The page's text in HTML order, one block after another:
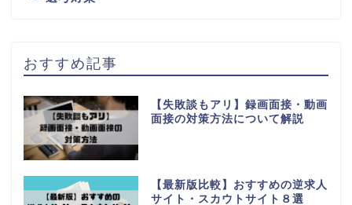
おすすめ記事
【失敗談もアリ】録画面接・動画
面接の対策方法について解説
【最新版比較】おすすめの逆求人
サイト・スカウトサイト８選